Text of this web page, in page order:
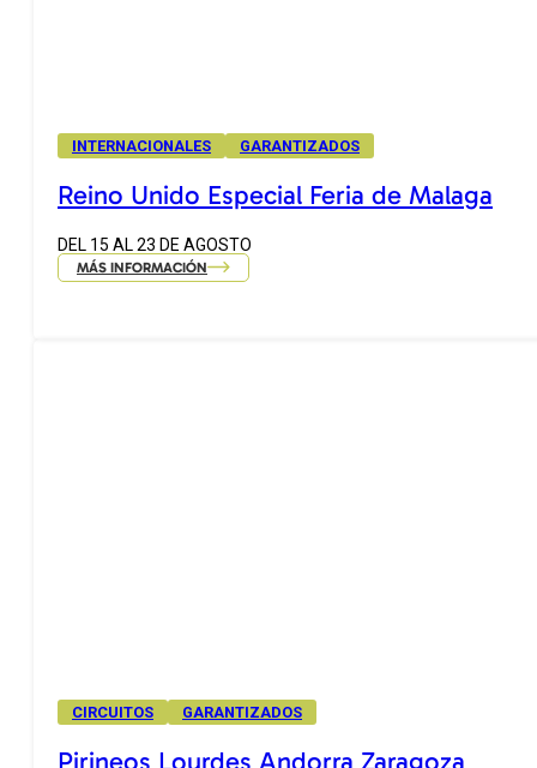
INTERNACIONALES GARANTIZADOS
Reino Unido Especial Feria de Malaga
DEL 15 AL 23 DE AGOSTO
MÁS INFORMACIÓN
CIRCUITOS GARANTIZADOS